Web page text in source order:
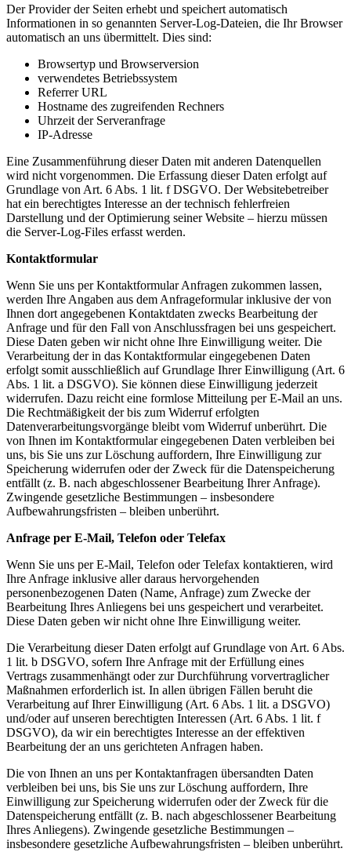
Der Provider der Seiten erhebt und speichert automatisch
Informationen in so genannten Server-Log-Dateien, die Ihr Browser
automatisch an uns übermittelt. Dies sind:
Browsertyp und Browserversion
verwendetes Betriebssystem
Referrer URL
Hostname des zugreifenden Rechners
Uhrzeit der Serveranfrage
IP-Adresse
Eine Zusammenführung dieser Daten mit anderen Datenquellen
wird nicht vorgenommen. Die Erfassung dieser Daten erfolgt auf
Grundlage von Art. 6 Abs. 1 lit. f DSGVO. Der Websitebetreiber
hat ein berechtigtes Interesse an der technisch fehlerfreien
Darstellung und der Optimierung seiner Website – hierzu müssen
die Server-Log-Files erfasst werden.
Kontaktformular
Wenn Sie uns per Kontaktformular Anfragen zukommen lassen,
werden Ihre Angaben aus dem Anfrageformular inklusive der von
Ihnen dort angegebenen Kontaktdaten zwecks Bearbeitung der
Anfrage und für den Fall von Anschlussfragen bei uns gespeichert.
Diese Daten geben wir nicht ohne Ihre Einwilligung weiter. Die
Verarbeitung der in das Kontaktformular eingegebenen Daten
erfolgt somit ausschließlich auf Grundlage Ihrer Einwilligung (Art. 6
Abs. 1 lit. a DSGVO). Sie können diese Einwilligung jederzeit
widerrufen. Dazu reicht eine formlose Mitteilung per E-Mail an uns.
Die Rechtmäßigkeit der bis zum Widerruf erfolgten
Datenverarbeitungsvorgänge bleibt vom Widerruf unberührt. Die
von Ihnen im Kontaktformular eingegebenen Daten verbleiben bei
uns, bis Sie uns zur Löschung auffordern, Ihre Einwilligung zur
Speicherung widerrufen oder der Zweck für die Datenspeicherung
entfällt (z. B. nach abgeschlossener Bearbeitung Ihrer Anfrage).
Zwingende gesetzliche Bestimmungen – insbesondere
Aufbewahrungsfristen – bleiben unberührt.
Anfrage per E-Mail, Telefon oder Telefax
Wenn Sie uns per E-Mail, Telefon oder Telefax kontaktieren, wird
Ihre Anfrage inklusive aller daraus hervorgehenden
personenbezogenen Daten (Name, Anfrage) zum Zwecke der
Bearbeitung Ihres Anliegens bei uns gespeichert und verarbeitet.
Diese Daten geben wir nicht ohne Ihre Einwilligung weiter.
Die Verarbeitung dieser Daten erfolgt auf Grundlage von Art. 6 Abs.
1 lit. b DSGVO, sofern Ihre Anfrage mit der Erfüllung eines
Vertrags zusammenhängt oder zur Durchführung vorvertraglicher
Maßnahmen erforderlich ist. In allen übrigen Fällen beruht die
Verarbeitung auf Ihrer Einwilligung (Art. 6 Abs. 1 lit. a DSGVO)
und/oder auf unseren berechtigten Interessen (Art. 6 Abs. 1 lit. f
DSGVO), da wir ein berechtigtes Interesse an der effektiven
Bearbeitung der an uns gerichteten Anfragen haben.
Die von Ihnen an uns per Kontaktanfragen übersandten Daten
verbleiben bei uns, bis Sie uns zur Löschung auffordern, Ihre
Einwilligung zur Speicherung widerrufen oder der Zweck für die
Datenspeicherung entfällt (z. B. nach abgeschlossener Bearbeitung
Ihres Anliegens). Zwingende gesetzliche Bestimmungen –
insbesondere gesetzliche Aufbewahrungsfristen – bleiben unberührt.